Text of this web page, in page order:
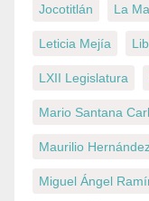
Jocotitlán La
Leticia Mejía
LXII Legislatura
Mario Santana
Maurilio
Miguel Ángel